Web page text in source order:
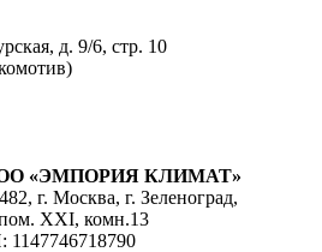
д. 9/6, стр. 10
«ЭМПОРИЯ КЛИМАТ»
г. Москва, г. Зеленоград,
XXI, комн.13